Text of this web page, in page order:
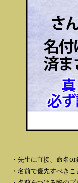
・先生に直接、命名
・名前で優先すべき